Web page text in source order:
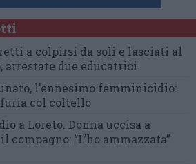
a colpirsi da soli e lasciati al
arrestate due educatrici
l’ennesimo femminicidio:
col coltello
a Loreto. Donna uccisa a
compagno: “L’ho ammazzata”